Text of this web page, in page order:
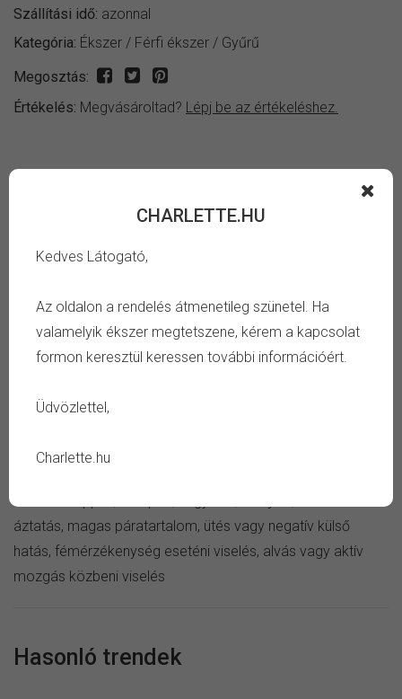
CHARLETTE.HU
Kedves Látogató,
Az oldalon a rendelés átmenetileg szünetel. Ha
valamelyik ékszer megtetszene, kérem a kapcsolat
formon keresztül keressen további információért.
Üdvözlettel,
Charlette.hu
Szállítási idő: azonnal
Kategória: Ékszer / Férfi ékszer / Gyűrű
Megosztás:
Értékelés: Megvásároltad? Lépj be az értékeléshez.
és azonnal megtudod, hogy mi a pontos méret, amire
szükséged van. Tájékozódj agyűrű méret táblázat oldalon
Anyag:nemesacél
Kerüld:
áztatás, magas páratartalom, ütés vagy negatív külső
hatás, fémérzékenység eseténi viselés, alvás vagy aktív
mozgás közbeni viselés
Hasonló trendek